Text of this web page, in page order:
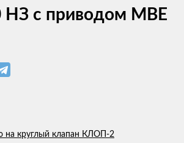
с приводом MBE
на круглый клапан КЛОП-2